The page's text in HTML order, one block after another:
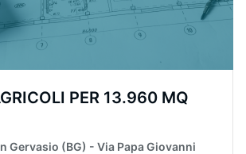
PER 13.960 MQ
Gervasio (BG) - Via Papa Giovanni